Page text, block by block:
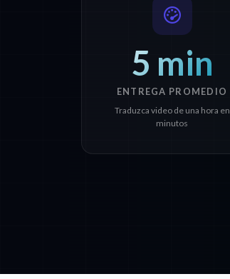
5 min
ENTREGA PROMEDIO
Traduzca video de una hora en
minutos